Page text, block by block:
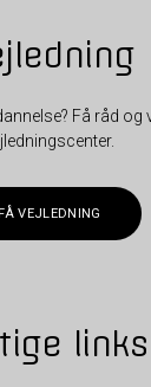
Få råd og
FÅ VEJLEDNING
links